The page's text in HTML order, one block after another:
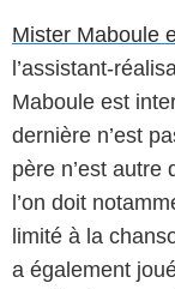
Mister Maboule
l’assistant-
Maboule est
dernière n’est
père n’est autre
l’on doit
limité à la
a également